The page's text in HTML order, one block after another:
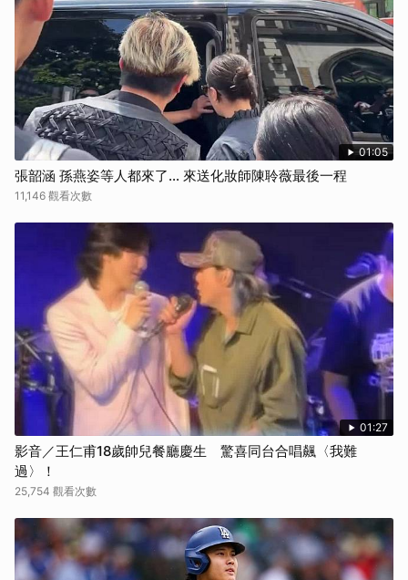
01:05
張韶涵 孫燕姿等人都來了... 來送化妝師陳聆薇最後一程
11,146 觀看次數
01:27
影音／王仁甫18歲帥兒餐廳慶生 驚喜同台合唱飆〈我難
過〉！
25,754 觀看次數